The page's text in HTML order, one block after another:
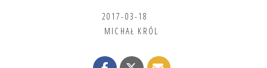
2017-03-18
MICHAŁ KRÓL